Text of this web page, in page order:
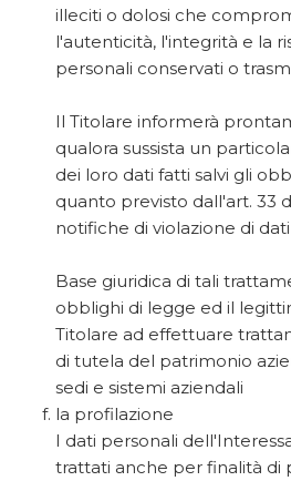
illeciti o dolosi che
l'autenticità, l'integrità e la
personali conservati o
Il Titolare informerà
qualora sussista un
dei loro dati fatti salvi gli
quanto previsto dall'art. 33
notifiche di violazione di
Base giuridica di tali
obblighi di legge ed il
Titolare ad effettuare
di tutela del patrimonio
sedi e sistemi aziendali
la profilazione
I dati personali
trattati anche per finalità di